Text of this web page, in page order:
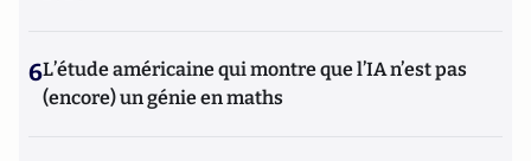
6L’étude américaine qui montre que l’IA n’est pas
(encore) un génie en maths